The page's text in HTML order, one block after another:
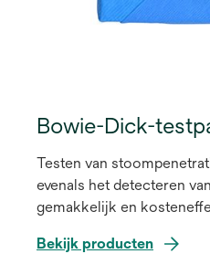
Bowie-Dick-
Testen van
evenals het detecteren
gemakkelijk en
Bekijk producten